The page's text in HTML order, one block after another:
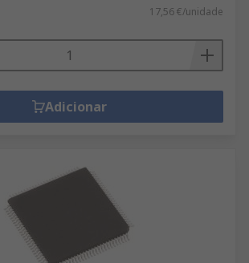
17,56 €/unidade
Adicionar